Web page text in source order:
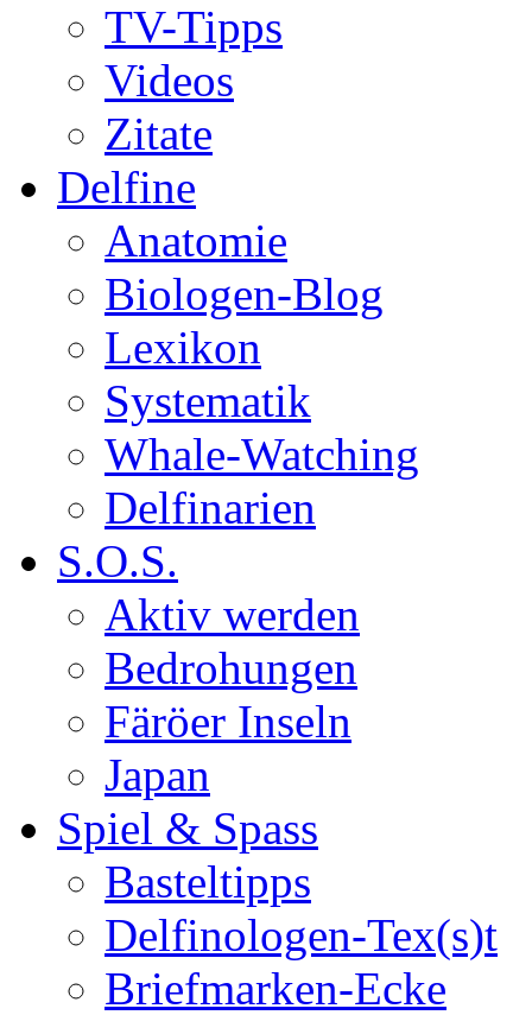
TV-Tipps
Videos
Zitate
Delfine
Anatomie
Biologen-Blog
Lexikon
Systematik
Whale-Watching
Delfinarien
S.O.S.
Aktiv werden
Bedrohungen
Färöer Inseln
Japan
Spiel & Spass
Basteltipps
Delfinologen-Tex(s)t
Briefmarken-Ecke